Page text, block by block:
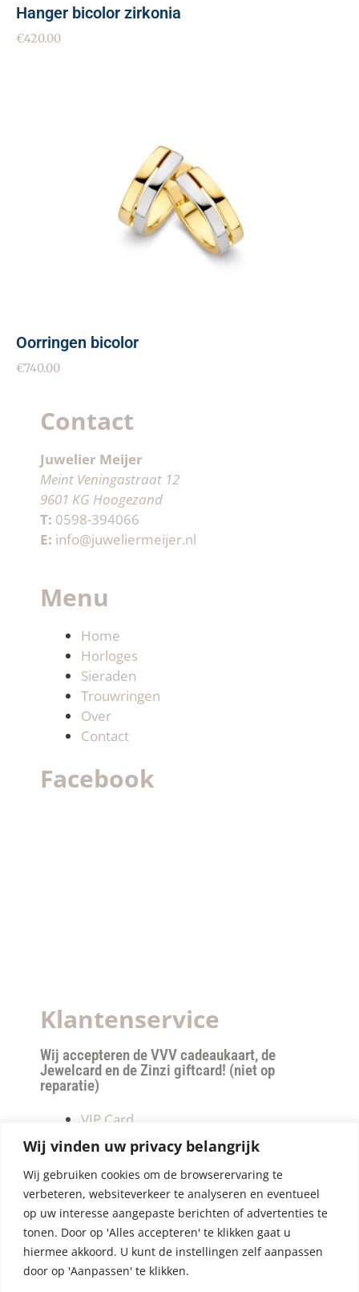
Wij vinden uw privacy belangrijk
Wij gebruiken cookies om de browserervaring te
verbeteren, websiteverkeer te analyseren en eventueel
op uw interesse aangepaste berichten of advertenties te
tonen. Door op 'Alles accepteren' te klikken gaat u
hiermee akkoord. U kunt de instellingen zelf aanpassen
door op 'Aanpassen' te klikken.
Hanger bicolor zirkonia
€420.00
Oorringen bicolor
€740.00
Contact
Juwelier Meijer
Meint Veningastraat 12
9601 KG Hoogezand
T: 0598-394066
E: info@juweliermeijer.nl
Menu
Home
Horloges
Sieraden
Trouwringen
Over
Contact
Facebook
Klantenservice
Wij accepteren de VVV cadeaukaart, de
Jewelcard en de Zinzi giftcard! (niet op
reparatie)
VIP Card
Retourneren
Betalen & verzendkosten
Privacy Policy
Algemene Voorwaarden